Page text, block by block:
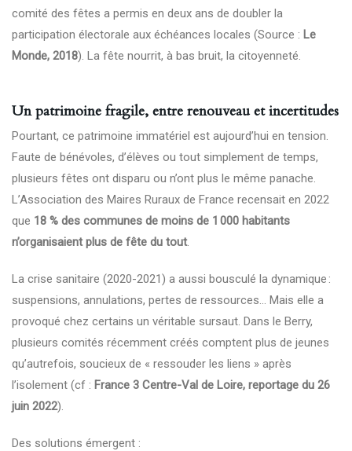
comité des fêtes a permis en deux ans de doubler la
participation électorale aux échéances locales (Source : Le
Monde, 2018). La fête nourrit, à bas bruit, la citoyenneté.
Un patrimoine fragile, entre renouveau et incertitudes
Pourtant, ce patrimoine immatériel est aujourd’hui en tension.
Faute de bénévoles, d’élèves ou tout simplement de temps,
plusieurs fêtes ont disparu ou n’ont plus le même panache.
L’Association des Maires Ruraux de France recensait en 2022
que 18 % des communes de moins de 1 000 habitants
n’organisaient plus de fête du tout.
La crise sanitaire (2020-2021) a aussi bousculé la dynamique :
suspensions, annulations, pertes de ressources… Mais elle a
provoqué chez certains un véritable sursaut. Dans le Berry,
plusieurs comités récemment créés comptent plus de jeunes
qu’autrefois, soucieux de « ressouder les liens » après
l’isolement (cf : France 3 Centre-Val de Loire, reportage du 26
juin 2022).
Des solutions émergent :